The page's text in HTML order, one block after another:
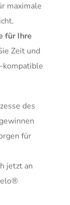
maximale
für Ihre
Zeit und
kompatible
des
für
jetzt an